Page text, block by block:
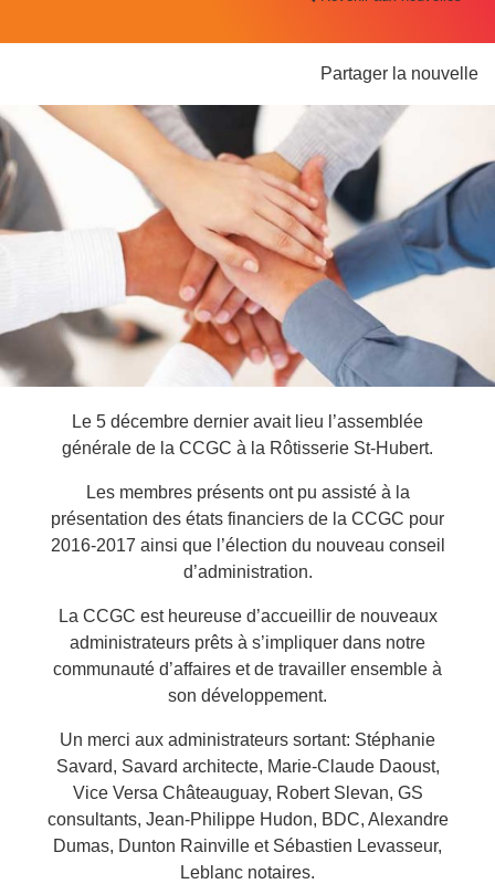
Partager la nouvelle
Le 5 décembre dernier avait lieu l’assemblée
générale de la CCGC à la Rôtisserie St-Hubert.
Les membres présents ont pu assisté à la
présentation des états financiers de la CCGC pour
2016-2017 ainsi que l’élection du nouveau conseil
d’administration.
La CCGC est heureuse d’accueillir de nouveaux
administrateurs prêts à s’impliquer dans notre
communauté d’affaires et de travailler ensemble à
son développement.
Un merci aux administrateurs sortant: Stéphanie
Savard, Savard architecte, Marie-Claude Daoust,
Vice Versa Châteauguay, Robert Slevan, GS
consultants, Jean-Philippe Hudon, BDC, Alexandre
Dumas, Dunton Rainville et Sébastien Levasseur,
Leblanc notaires.